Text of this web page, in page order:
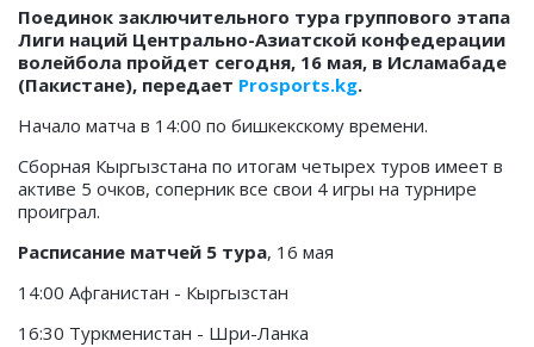
Поединок заключительного тура группового этапа
Лиги наций Центрально-Азиатской конфедерации
волейбола пройдет сегодня, 16 мая, в Исламабаде
(Пакистане), передает Prosports.kg.
Начало матча в 14:00 по бишкекскому времени.
Сборная Кыргызстана по итогам четырех туров имеет в
активе 5 очков, соперник все свои 4 игры на турнире
проиграл.
Расписание матчей 5 тура, 16 мая
14:00 Афганистан - Кыргызстан
16:30 Туркменистан - Шри-Ланка